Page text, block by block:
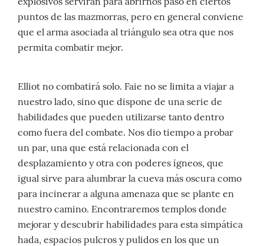
puntos de las mazmorras, pero en general conviene
que el arma asociada al triángulo sea otra que nos
permita combatir mejor.
Elliot no combatirá solo. Faie no se limita a viajar a
nuestro lado, sino que dispone de una serie de
habilidades que pueden utilizarse tanto dentro
como fuera del combate. Nos dio tiempo a probar
un par, una que está relacionada con el
desplazamiento y otra con poderes ígneos, que
igual sirve para alumbrar la cueva más oscura como
para incinerar a alguna amenaza que se plante en
nuestro camino. Encontraremos templos donde
mejorar y descubrir habilidades para esta simpática
hada, espacios pulcros y pulidos en los que un